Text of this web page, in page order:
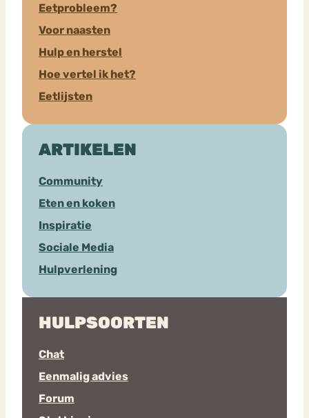
Eetprobleem?
Voor naasten
Hulp en herstel
Hoe vertel ik het?
Eetlijsten
ARTIKELEN
Community
Eten en koken
Inspiratie
Sociale Media
Hulpverlening
HULPSOORTEN
Chat
Eenmalig advies
Forum